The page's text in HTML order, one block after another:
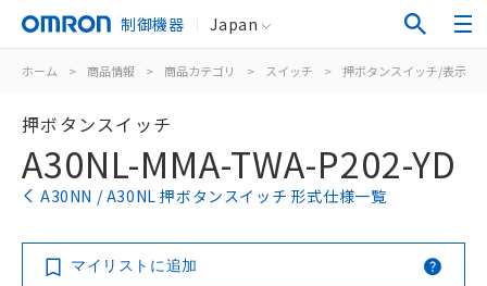
制御機器 Japan
ホーム > 商品情報 > 商品カテゴリ > スイッチ > 押ボタンスイッチ/表示灯
押ボタンスイッチ
A30NL-MMA-TWA-P202-YD
A30NN / A30NL 押ボタンスイッチ 形式仕様一覧
マイリストに追加